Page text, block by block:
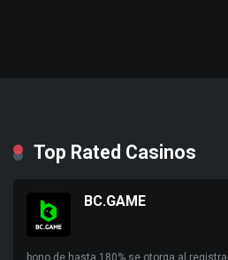
Top Rated Casinos
BC.GAME
bono de hasta 180% se otorga al